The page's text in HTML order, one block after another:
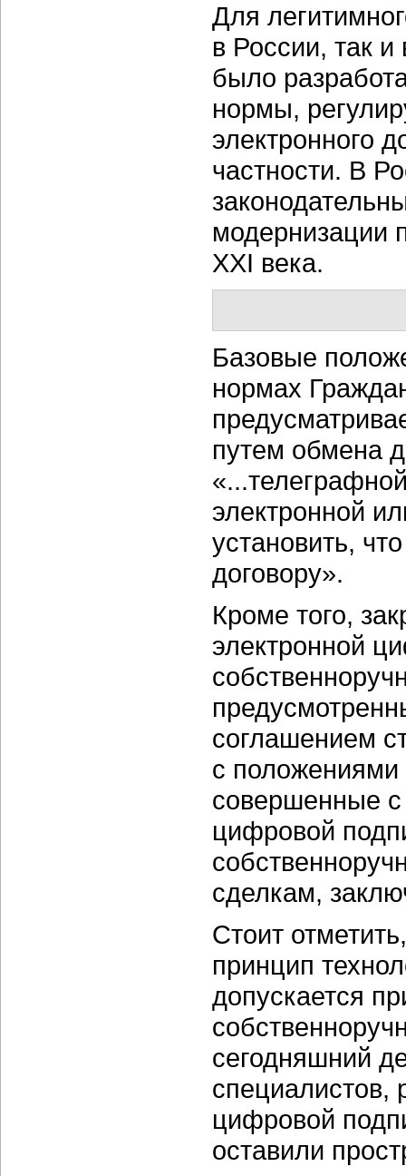
Для
в России, так
было
нормы,
электронного
частности. В
модернизации
XXI века.
Базовые
нормах
путем обмена
электронной
установить,
договору».
Кроме того,
электронной
соглашением
с положениями
совершенные с
цифровой
сделкам,
Стоит
принцип
допускается
сегодняшний
специалистов,
цифровой
оставили